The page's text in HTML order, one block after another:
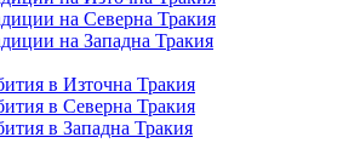
на Северна Тракия
на Западна Тракия
в Източна Тракия
в Северна Тракия
в Западна Тракия